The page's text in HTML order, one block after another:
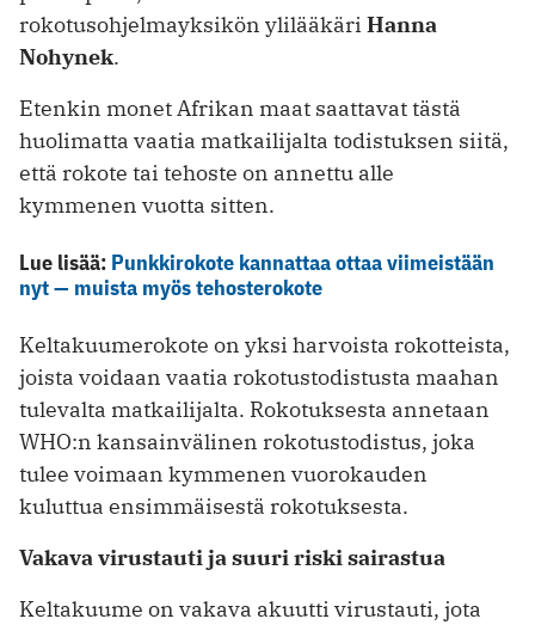
rokotusohjelmayksikön ylilääkäri Hanna
Nohynek.
Etenkin monet Afrikan maat saattavat tästä
huolimatta vaatia matkailijalta todistuksen siitä,
että rokote tai tehoste on annettu alle
kymmenen vuotta sitten.
Lue lisää: Punkkirokote kannattaa ottaa viimeistään
nyt — muista myös tehosterokote
Keltakuumerokote on yksi harvoista rokotteista,
joista voidaan vaatia rokotustodistusta maahan
tulevalta matkailijalta. Rokotuksesta annetaan
WHO:n kansainvälinen rokotustodistus, joka
tulee voimaan kymmenen vuorokauden
kuluttua ensimmäisestä rokotuksesta.
Vakava virustauti ja suuri riski sairastua
Keltakuume on vakava akuutti virustauti, jota